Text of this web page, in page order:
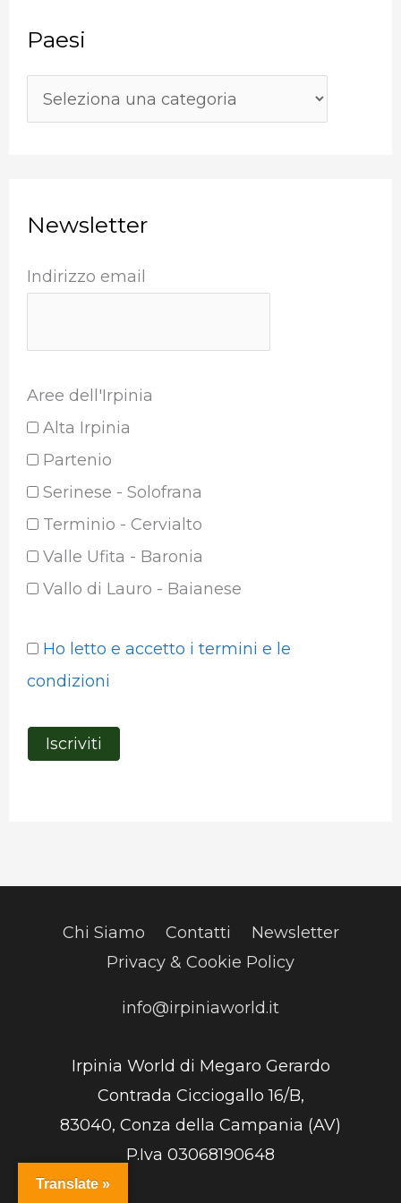
a
:
Paesi
Newsletter
Indirizzo email
Aree dell'Irpinia
Alta Irpinia
Partenio
Serinese - Solofrana
Terminio - Cervialto
Valle Ufita - Baronia
Vallo di Lauro - Baianese
Ho letto e accetto i termini e le
condizioni
Chi Siamo Contatti
Newsletter
Privacy & Cookie Policy
info@irpiniaworld.it
Irpinia World di Megaro Gerardo
Contrada Cicciogallo 16/B,
83040, Conza della Campania (AV)
P.Iva 03068190648
Translate »